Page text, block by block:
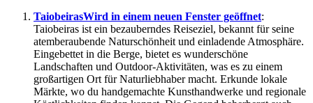
TaiobeirasWird in einem neuen Fenster geöffnet:
Taiobeiras ist ein bezauberndes Reiseziel, bekannt für seine
atemberaubende Naturschönheit und einladende Atmosphäre.
Eingebettet in die Berge, bietet es wunderschöne
Landschaften und Outdoor-Aktivitäten, was es zu einem
großartigen Ort für Naturliebhaber macht. Erkunde lokale
Märkte, wo du handgemachte Kunsthandwerke und regionale